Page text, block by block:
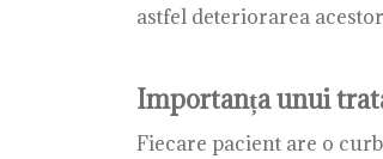
astfel deteriorarea
Importanța unui
Fiecare pacient are o